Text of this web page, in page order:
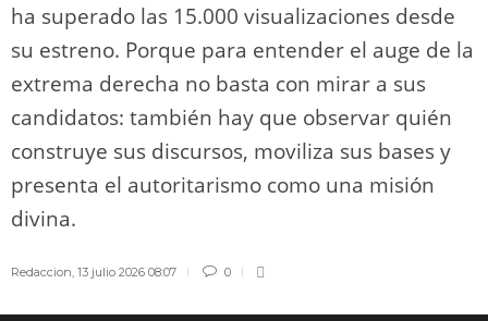
ha superado las 15.000 visualizaciones desde
su estreno. Porque para entender el auge de la
extrema derecha no basta con mirar a sus
candidatos: también hay que observar quién
construye sus discursos, moviliza sus bases y
presenta el autoritarismo como una misión
divina.
Redaccion, 13 julio 2026 08:07 0